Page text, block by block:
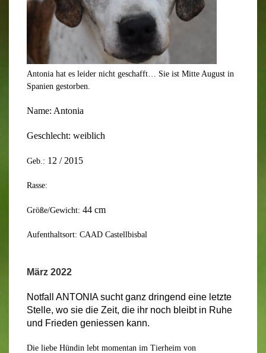
Antonia hat es leider nicht geschafft… Sie ist Mitte August in
Spanien gestorben.
Name: Antonia
Geschlecht: weiblich
Geb.: 12 / 201 5
Rasse:
Größe/Gewicht: 44 cm
Aufenthaltsort: CAAD Castellbisbal
März 2022
Notfall ANTONIA sucht ganz dringend eine letzte
Stelle, wo sie die Zeit, die ihr noch bleibt in Ruhe
und Frieden geniessen kann.
Die liebe Hündin lebt momentan im Tierheim von